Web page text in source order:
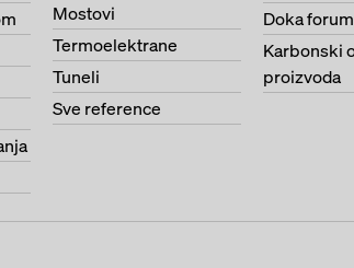
Mostovi
Termoelektrane
Tuneli
Sve reference
Doka forum
Karbonski
proizvoda